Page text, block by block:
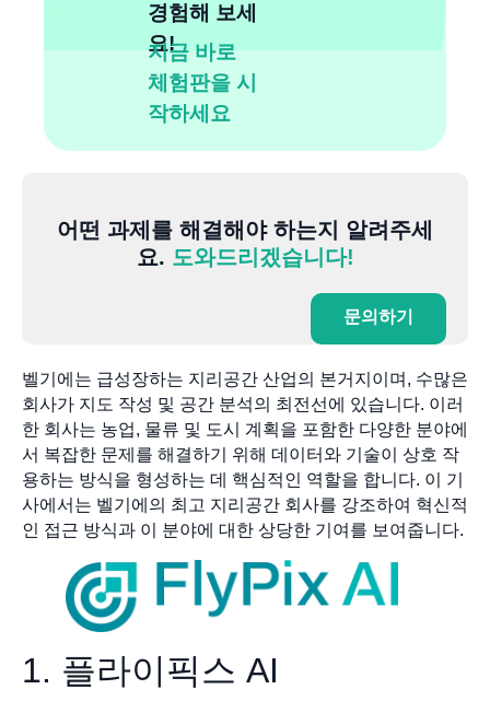
경험해 보세
요!
지금 바로
체험판을 시
작하세요
어떤 과제를 해결해야 하는지 알려주세
요. 도와드리겠습니다!
문의하기
벨기에는 급성장하는 지리공간 산업의 본거지이며, 수많은
회사가 지도 작성 및 공간 분석의 최전선에 있습니다. 이러
한 회사는 농업, 물류 및 도시 계획을 포함한 다양한 분야에
서 복잡한 문제를 해결하기 위해 데이터와 기술이 상호 작
용하는 방식을 형성하는 데 핵심적인 역할을 합니다. 이 기
사에서는 벨기에의 최고 지리공간 회사를 강조하여 혁신적
인 접근 방식과 이 분야에 대한 상당한 기여를 보여줍니다.
1. 플라이픽스 AI